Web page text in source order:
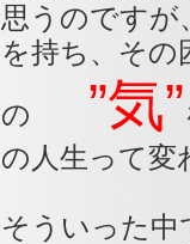
思うのですが
を持ち、その
の
”気”
の人生って変
そういった中